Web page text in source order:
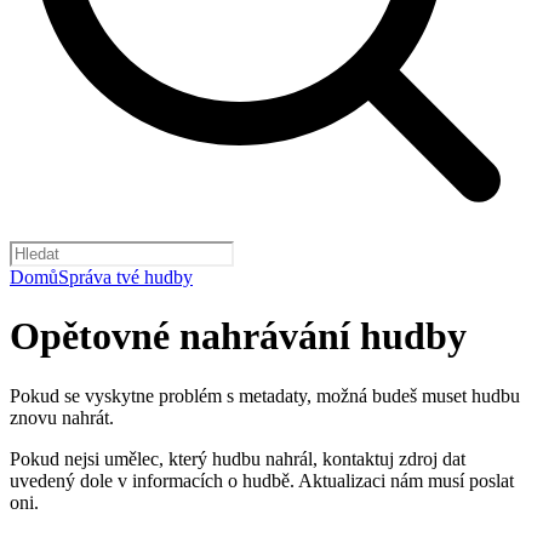
DomůSpráva tvé hudby
Opětovné nahrávání hudby
Pokud se vyskytne problém s metadaty, možná budeš muset hudbu
znovu nahrát.
Pokud nejsi umělec, který hudbu nahrál, kontaktuj zdroj dat
uvedený dole v informacích o hudbě. Aktualizaci nám musí poslat
oni.